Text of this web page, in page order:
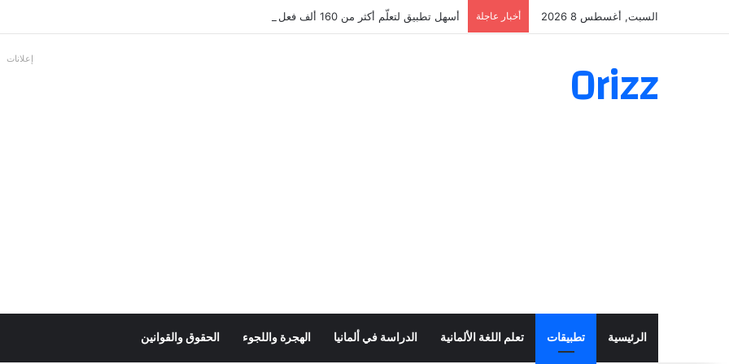
السبت, أغسطس 8 2026 أخبار عاجلة أسهل تطبيق لتعلّم أكثر من 160 ألف فعل بالألمانية
Orizz إعلانات
الرئيسية تطبيقات تعلم اللغة الألمانية الدراسة في ألمانيا الهجرة واللجوء الحقوق والقوانين